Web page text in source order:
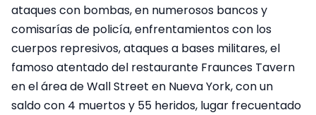
ataques con bombas, en numerosos bancos y
comisarías de policía, enfrentamientos con los
cuerpos represivos, ataques a bases militares, el
famoso atentado del restaurante Fraunces Tavern
en el área de Wall Street en Nueva York, con un
saldo con 4 muertos y 55 heridos, lugar frecuentado